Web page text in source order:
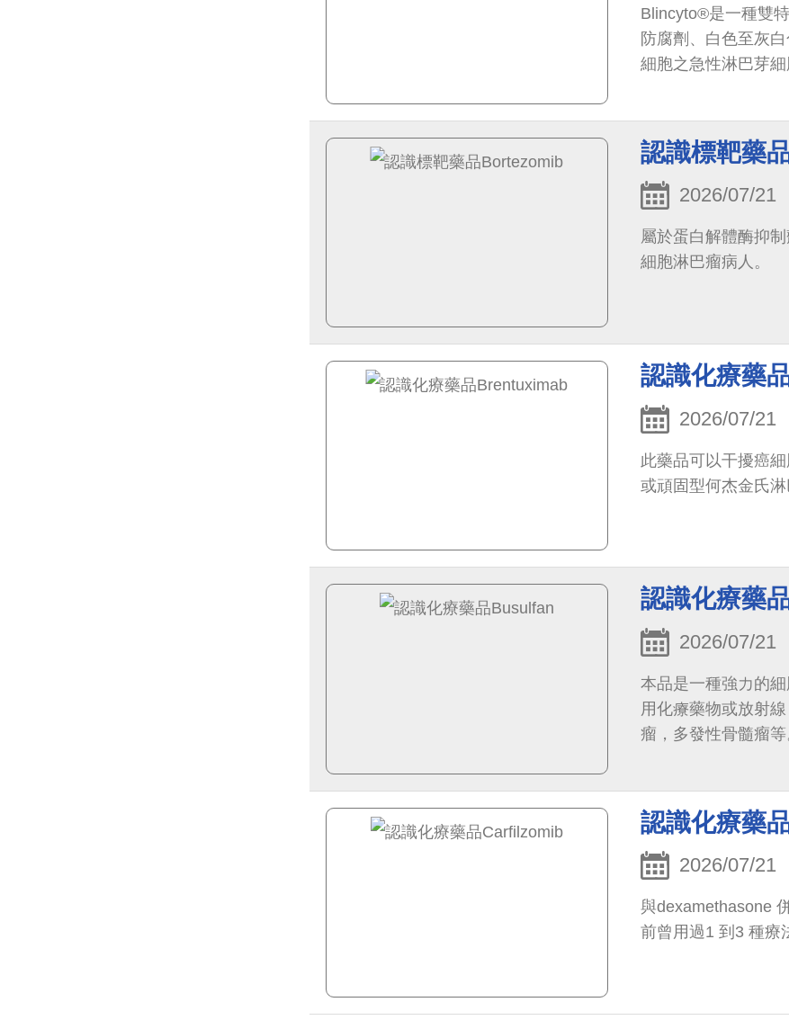
Blincyto®是一種雙
防腐劑、白色至灰
細胞之急性淋巴芽細
認識標靶藥
2026/07/21
屬於蛋白解體酶抑
細胞淋巴瘤病人。
認識化療藥
2026/07/21
此藥品可以干擾癌
或頑固型何杰金氏淋
認識化療藥
2026/07/21
本品是一種強力的
用化療藥物或放射
瘤，多發性骨髓瘤等
認識化療藥
2026/07/21
與dexamethasone
前曾用過1 到3 種療